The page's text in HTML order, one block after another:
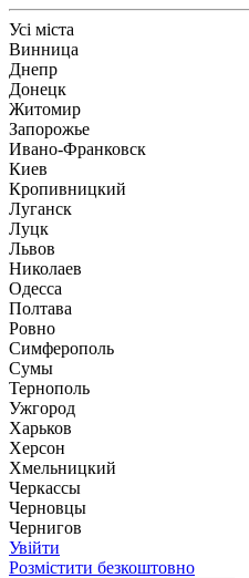
Усі міста
Винница
Днепр
Донецк
Житомир
Запорожье
Ивано-Франковск
Киев
Кропивницкий
Луганск
Луцк
Львов
Николаев
Одесса
Полтава
Ровно
Симферополь
Сумы
Тернополь
Ужгород
Харьков
Херсон
Хмельницкий
Черкассы
Чернoвцы
Чернигов
Увійти
Розмістити безкоштовно